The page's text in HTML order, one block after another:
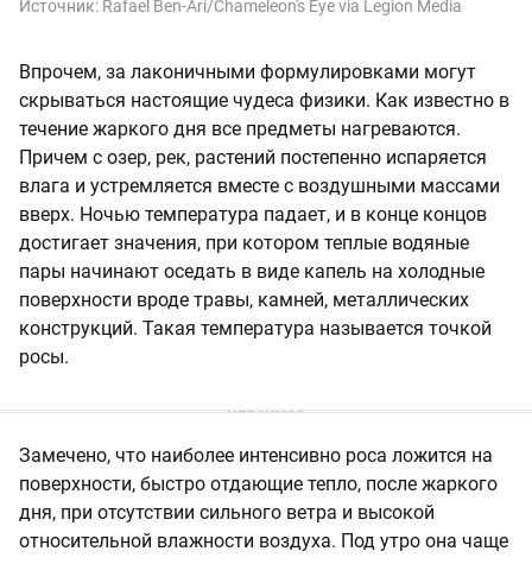
Источник: Rafael Ben-Ari/Chameleon's Eye via Legion Media
Впрочем, за лаконичными формулировками могут
скрываться настоящие чудеса физики. Как известно в
течение жаркого дня все предметы нагреваются.
Причем с озер, рек, растений постепенно испаряется
влага и устремляется вместе с воздушными массами
вверх. Ночью температура падает, и в конце концов
достигает значения, при котором теплые водяные
пары начинают оседать в виде капель на холодные
поверхности вроде травы, камней, металлических
конструкций. Такая температура называется точкой
росы.
Замечено, что наиболее интенсивно роса ложится на
поверхности, быстро отдающие тепло, после жаркого
дня, при отсутствии сильного ветра и высокой
относительной влажности воздуха. Под утро она чаще